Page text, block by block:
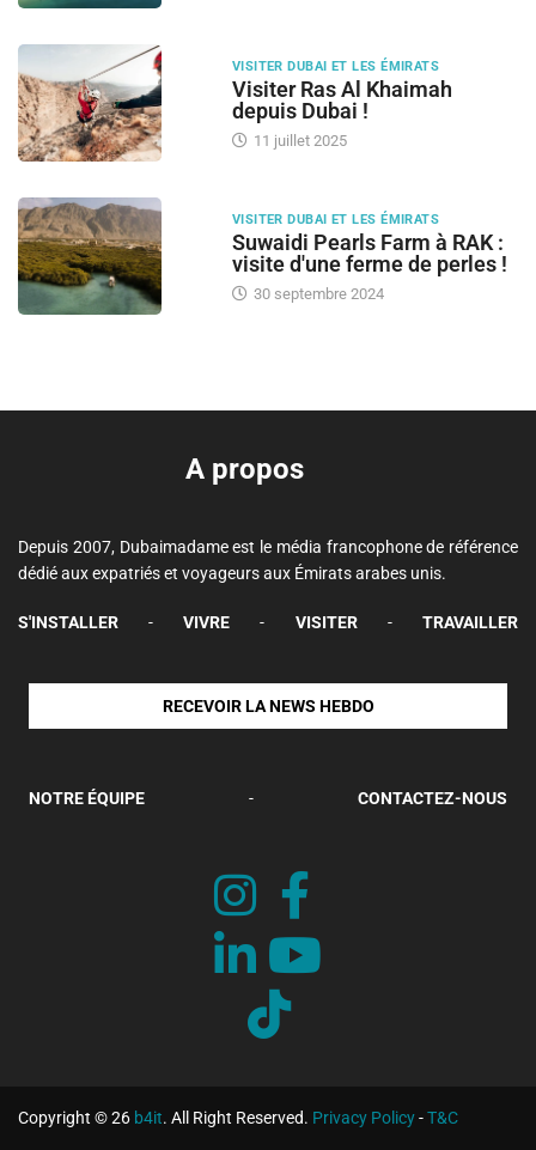
VISITER DUBAI ET LES ÉMIRATS
Visiter Ras Al Khaimah
depuis Dubai !
11 juillet 2025
VISITER DUBAI ET LES ÉMIRATS
Suwaidi Pearls Farm à RAK :
visite d'une ferme de perles !
30 septembre 2024
A propos
Depuis 2007, Dubaimadame est le média francophone de référence
dédié aux expatriés et voyageurs aux Émirats arabes unis.
S'INSTALLER - VIVRE - VISITER - TRAVAILLER
RECEVOIR LA NEWS HEBDO
NOTRE ÉQUIPE - CONTACTEZ-NOUS
Copyright © 26 b4it. All Right Reserved. Privacy Policy-T&C